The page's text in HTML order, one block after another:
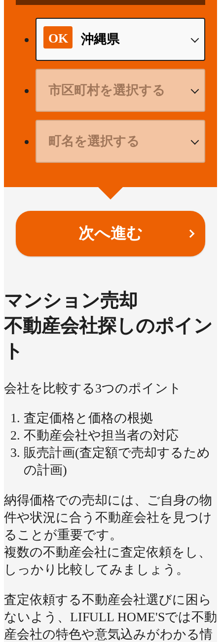
次へ進む
マンション売却
不動産会社探しのポイン
ト
会社を比較する3つのポイント
査定価格と価格の根拠
不動産会社や担当者の対応
販売計画(査定額で売却するため
の計画)
納得価格での売却には、ご自身の物
件や状況に合う不動産会社を見つけ
ることが重要です。
複数の不動産会社に査定依頼をし、
しっかり比較してみましょう。
査定依頼する不動産会社選びに困ら
ないよう、LIFULL HOME'Sでは不動
産会社の特色や意気込みがわかる情